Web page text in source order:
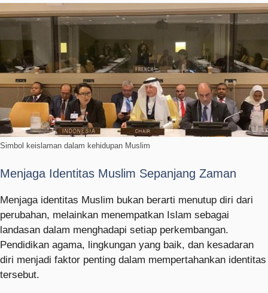
Simbol keislaman dalam kehidupan Muslim
Menjaga Identitas Muslim Sepanjang Zaman
Menjaga identitas Muslim bukan berarti menutup diri dari
perubahan, melainkan menempatkan Islam sebagai
landasan dalam menghadapi setiap perkembangan.
Pendidikan agama, lingkungan yang baik, dan kesadaran
diri menjadi faktor penting dalam mempertahankan identitas
tersebut.